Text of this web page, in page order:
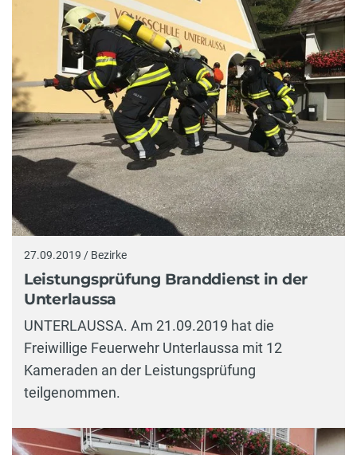
27.09.2019 / Bezirke
Leistungsprüfung Branddienst in der
Unterlaussa
UNTERLAUSSA. Am 21.09.2019 hat die
Freiwillige Feuerwehr Unterlaussa mit 12
Kameraden an der Leistungsprüfung
teilgenommen.